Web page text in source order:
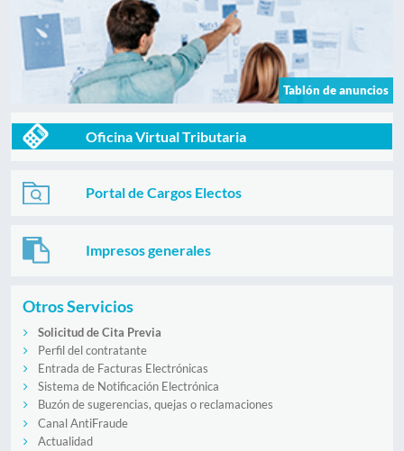
Tablón de anuncios
Oficina Virtual Tributaria
Portal de Cargos Electos
Impresos generales
Otros Servicios
Solicitud de Cita Previa
Perfil del contratante
Entrada de Facturas Electrónicas
Sistema de Notificación Electrónica
Buzón de sugerencias, quejas o reclamaciones
Canal AntiFraude
Actualidad